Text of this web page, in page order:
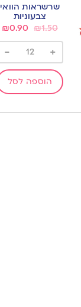
שרשראות הוואי
צבעוניות
₪1.50
₪0.90
+
-
הוספה לסל